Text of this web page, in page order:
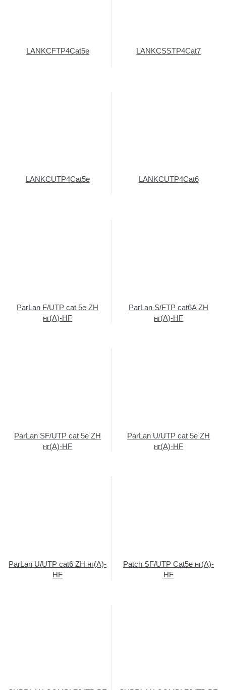
LANKCFTP4Cat5e LANKCSSTP4Cat7
LANKCUTP4Cat5e LANKCUTP4Cat6
ParLan F/UTP cat 5e ZH
нг(A)-HF
ParLan S/FTP cat6A ZH
нг(A)-HF
ParLan SF/UTP cat 5e ZH
нг(A)-HF
ParLan U/UTP cat 5e ZH
нг(A)-HF
ParLan U/UTP cat6 ZH нг(A)-
HF
Patch SF/UTP Cat5e нг(A)-
HF